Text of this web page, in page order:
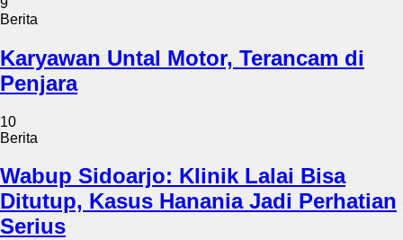
Berita
Karyawan Untal Motor, Terancam di
Penjara
10
Berita
Wabup Sidoarjo: Klinik Lalai Bisa
Ditutup, Kasus Hanania Jadi Perhatian
Serius